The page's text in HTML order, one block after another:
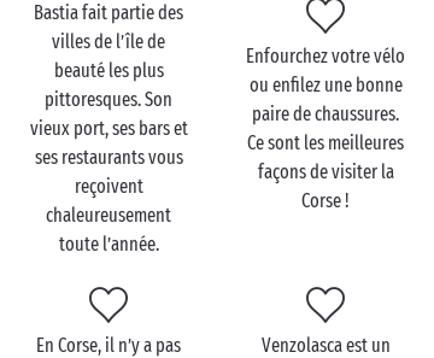
Après cette journée passée au bord de la piscine,
vous apprécierez les animations et les soirées à
thème avant de regagner votre logement de luxe
confortable.
Bastia fait partie des
villes de l’île de
beauté les plus
pittoresques. Son
vieux port, ses bars et
ses restaurants vous
reçoivent
chaleureusement
toute l’année.
Enfourchez votre vélo
ou enfilez une bonne
paire de chaussures.
Ce sont les meilleures
façons de visiter la
Corse !
En Corse, il n’y a pas
Venzolasca est un